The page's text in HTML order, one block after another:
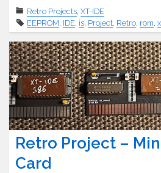
Projekt
–
ISA-
Boot
EEPROM
Karte"
Retro Projects, XT-IDE
EEPROM, IDE, is, Project, Retro, rom,
Retro Project –
Card